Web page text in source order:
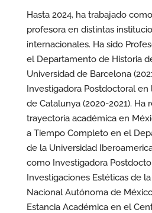
Hasta 2024, ha trabajado
profesora en distintas
internacionales. Ha sido
el Departamento de Historia
Universidad de Barcelona
Investigadora Postdoctoral en
de Catalunya (2020-2021). Ha
trayectoria académica en
a Tiempo Completo en el
de la Universidad
como Investigadora
Investigaciones Estéticas de
Nacional Autónoma de
Estancia Académica en el